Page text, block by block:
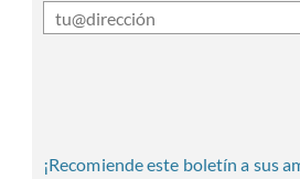
¡Recomiende este boletín a sus